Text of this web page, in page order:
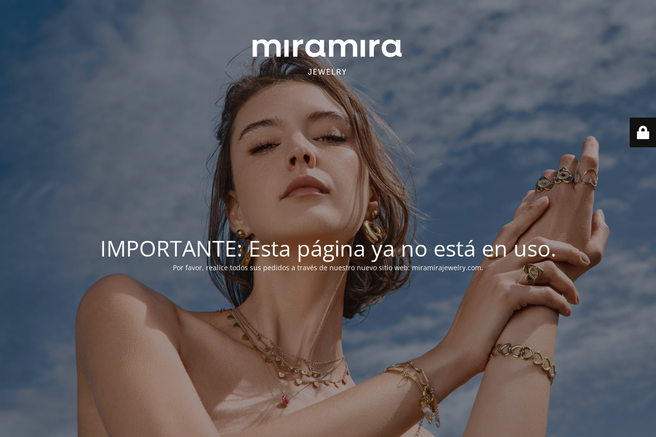
IMPORTANTE: Esta página ya no está en uso.
Por favor, realice todos sus pedidos a través de nuestro nuevo sitio web: miramirajewelry.com.